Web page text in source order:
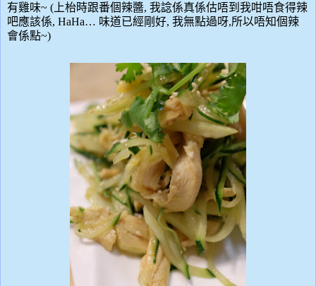
有雞味~ ( 上枱時跟番個辣醬, 我諗係真係估唔到我咁唔食得辣
吧應該係, HaHa… 味道已經剛好, 我無點過呀,所以唔知個辣
會係點~)